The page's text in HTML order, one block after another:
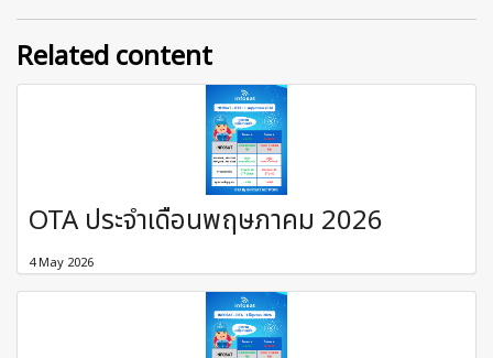
Related content
OTA ประจำเดือนพฤษภาคม 2026
4 May 2026